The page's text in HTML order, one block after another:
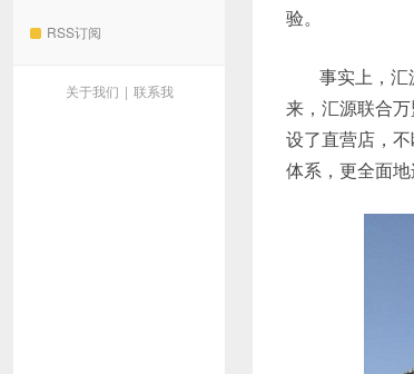
RSS订阅
关于我们 | 联系我
验。
事实上，
来，汇源联合
设了直营店，
体系，更全面地